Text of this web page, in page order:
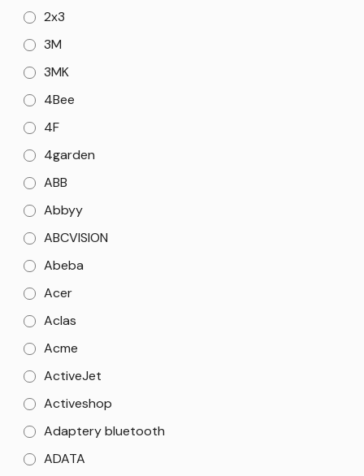
2x3
3M
3MK
4Bee
4F
4garden
ABB
Abbyy
ABCVISION
Abeba
Acer
Aclas
Acme
ActiveJet
Activeshop
Adaptery bluetooth
ADATA